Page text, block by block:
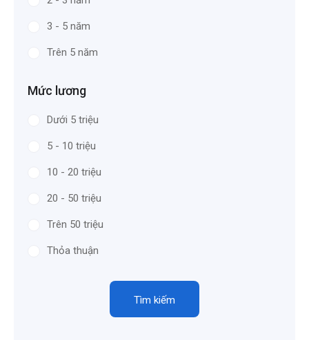
3 - 5 năm
Trên 5 năm
Mức lương
Dưới 5 triệu
5 - 10 triệu
10 - 20 triệu
20 - 50 triệu
Trên 50 triệu
Thỏa thuận
Tìm kiếm